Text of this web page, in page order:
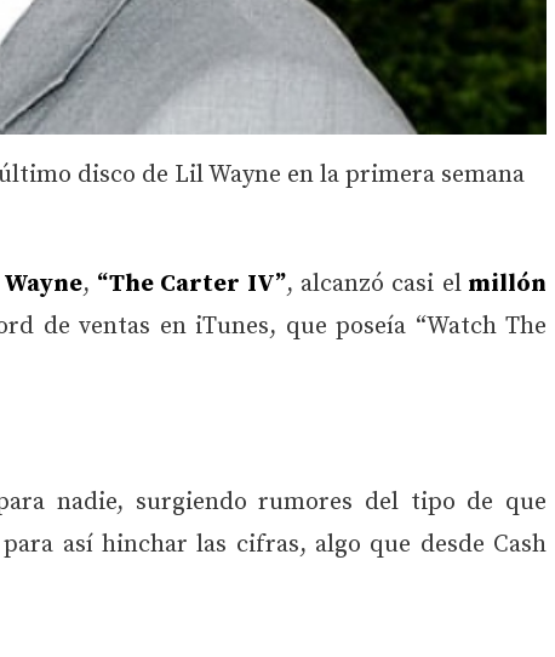
disco de Lil Wayne en la primera semana
, “The Carter IV”, alcanzó casi elmillón
de ventas en iTunes, que poseía “Watch The
nadie, surgiendo rumores del tipo de que
así hinchar las cifras, algo que desde Cash